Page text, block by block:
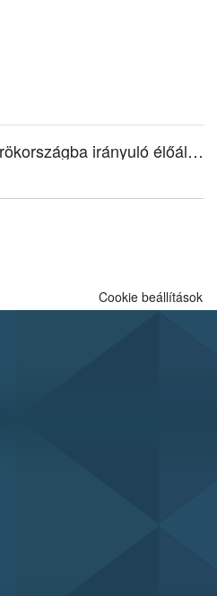
Tudnivalók a Törökországba irányuló élőállat-szállításról
Cookie beállítások